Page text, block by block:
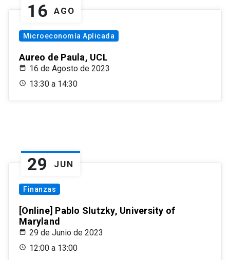
16 AGO
Microeconomía Aplicada
Aureo de Paula, UCL
16 de Agosto de 2023
13:30 a 14:30
29 JUN
Finanzas
[Online] Pablo Slutzky, University of
Maryland
29 de Junio de 2023
12:00 a 13:00